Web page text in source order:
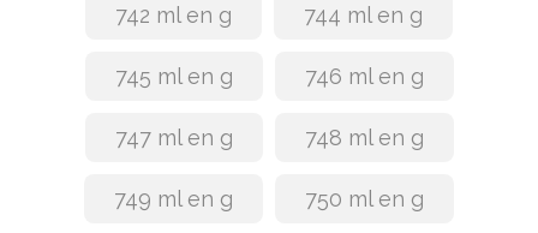
742 ml en g 744 ml en g
745 ml en g 746 ml en g
747 ml en g 748 ml en g
749 ml en g 750 ml en g